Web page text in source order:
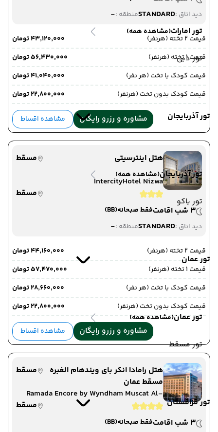
تور امارات(مشاهده همه)
تور دبی
تور آذربایجان
تور آذربایجان(مشاهده همه)
تور باکو
تور عمان
تور عمان(مشاهده همه)
تور مسقط
تور قزاقستان
دید اتاق :STANDARDمنطقه :-
قیمت 2 تخته (هرنفر)
۴۳٬۱۲۰٬۰۰۰ تومان
قیمت 1 تخته (هرنفر)
۵۶٬۴۳۰٬۰۰۰ تومان
قیمت کودک با تخت (هر نفر)
۴۱٬۰۴۰٬۰۰۰ تومان
قیمت کودک بدون تخت (هرنفر)
۲۲٬۸۰۰٬۰۰۰ تومان
مشاوره و رزرو رایگان مشاهده اقساط
هتل اینترسیتی
مسقط
IntercityHotel Nizwa
مسقط
3 شب اقامت
فقط صبحانه(BB)
دید اتاق :STANDARDمنطقه :-
قیمت 2 تخته (هرنفر)
۴۴٬۱۶۰٬۰۰۰ تومان
قیمت 1 تخته (هرنفر)
۵۷٬۴۷۰٬۰۰۰ تومان
قیمت کودک با تخت (هر نفر)
۲۸٬۶۶۰٬۰۰۰ تومان
قیمت کودک بدون تخت (هرنفر)
۲۲٬۸۰۰٬۰۰۰ تومان
مشاوره و رزرو رایگان مشاهده اقساط
هتل رامادا انکر بای ویندهام الغبره
مسقط عمان
مسقط
Ramada Encore by Wyndham Muscat Al-
Ghubra
مسقط
3 شب اقامت
فقط صبحانه(BB)